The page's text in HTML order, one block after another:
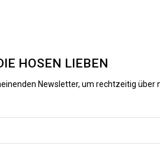
HOSEN LIEBEN
Newsletter, um rechtzeitig